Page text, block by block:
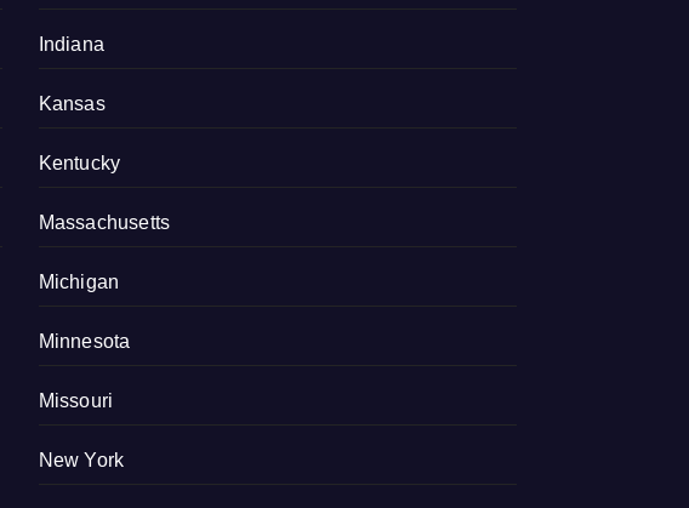
Indiana
Kansas
Kentucky
Massachusetts
Michigan
Minnesota
Missouri
New York